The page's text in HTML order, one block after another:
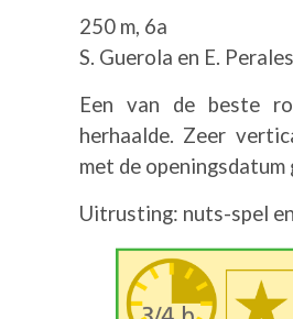
250 m, 6a
S. Guerola en E.
Een van de beste
herhaalde. Zeer
met de
Uitrusting: nuts-spel
Afbeelding